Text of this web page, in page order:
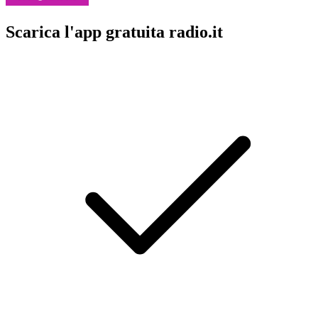
Scarica l'app gratuita radio.it